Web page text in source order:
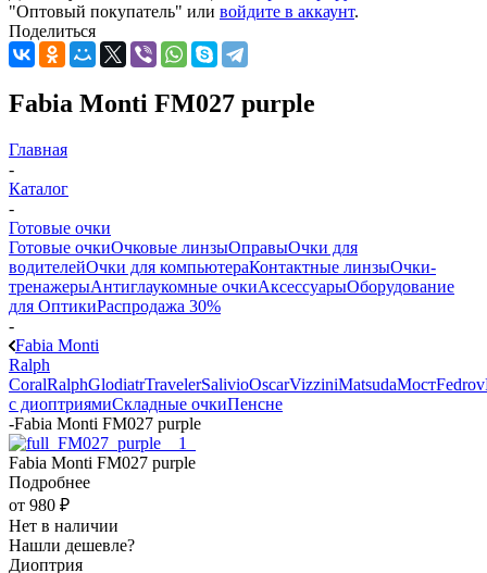
"Оптовый покупатель" или войдите в аккаунт.
Поделиться
Fabia Monti FM027 purple
Главная
-
Каталог
-
Готовые очки
Готовые очкиОчковые линзыОправыОчки для
водителейОчки для компьютераКонтактные линзыОчки-
тренажерыАнтиглаукомные очкиАксессуарыОборудование
для ОптикиРаспродажа 30%
-
Fabia Monti
Ralph
CoralRalphGlodiatrTravelerSalivioOscarVizziniMatsudaМостFedrov
с диоптриямиСкладные очкиПенсне
-Fabia Monti FM027 purple
Fabia Monti FM027 purple
Подробнее
от 980 ₽
Нет в наличии
Нашли дешевле?
Диоптрия